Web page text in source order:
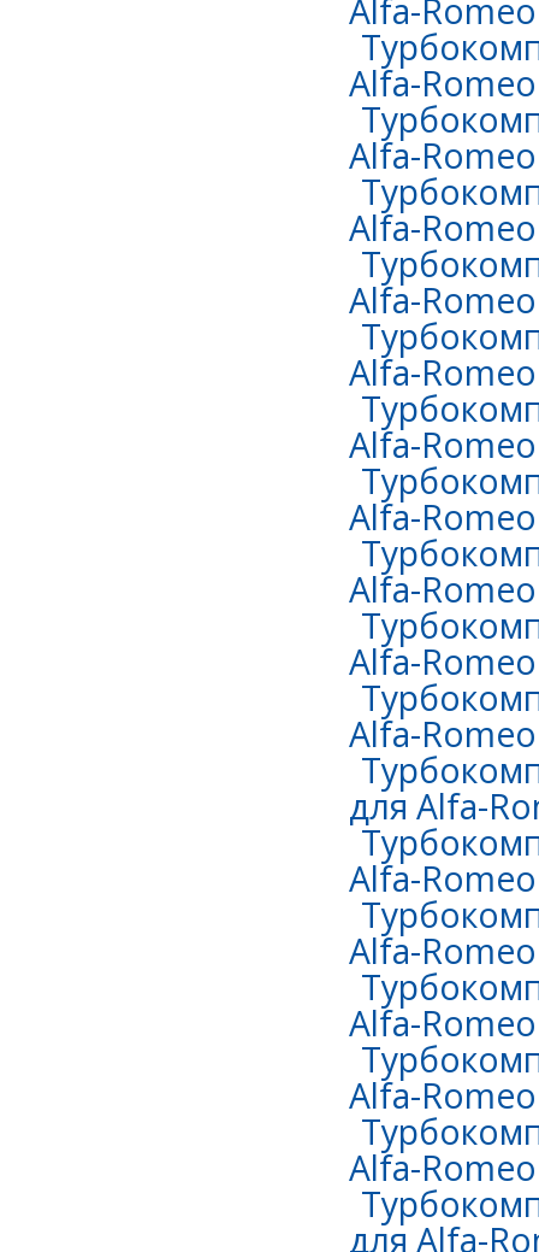
Alfa-
Alfa-
Alfa-
Alfa-
Alfa-
Alfa-
Alfa-
Alfa-
Alfa-
Alfa-
Alfa-
для Alfa-
Alfa-
Alfa-
Alfa-
Alfa-
Alfa-
для Alfa-